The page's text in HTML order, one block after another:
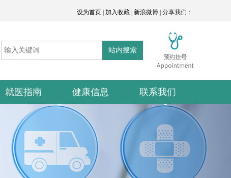
设为首页 加入收藏 新浪微博 | 分享我们：
站内搜索
就医指南 健康信息 联系我们